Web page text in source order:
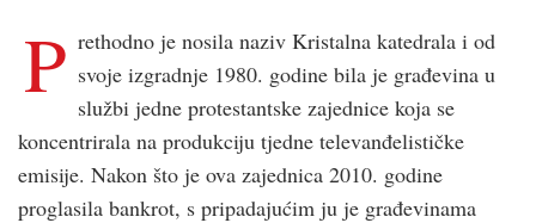
P rethodno je nosila naziv Kristalna katedrala i od
svoje izgradnje 1980. godine bila je građevina u
službi jedne protestantske zajednice koja se
koncentrirala na produkciju tjedne televanđelističke
emisije. Nakon što je ova zajednica 2010. godine
proglasila bankrot, s pripadajućim ju je građevinama